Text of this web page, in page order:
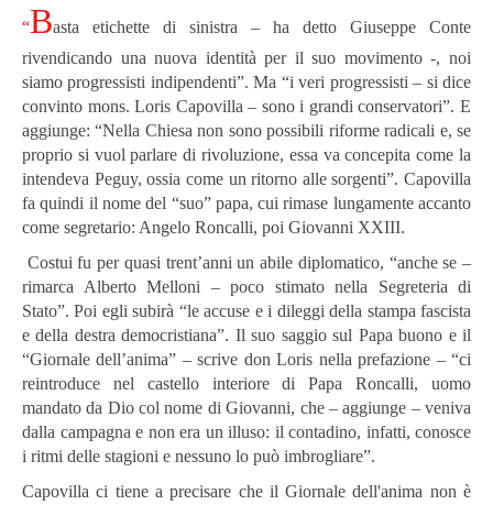
“Basta etichette di sinistra – ha detto Giuseppe Conte
rivendicando una nuova identità per il suo movimento -, noi
siamo progressisti indipendenti”. Ma “i veri progressisti – si dice
convinto mons. Loris Capovilla – sono i grandi conservatori”. E
aggiunge: “Nella Chiesa non sono possibili riforme radicali e, se
proprio si vuol parlare di rivoluzione, essa va concepita come la
intendeva Peguy, ossia come un ritorno alle sorgenti”. Capovilla
fa quindi il nome del “suo” papa, cui rimase lungamente accanto
come segretario: Angelo Roncalli, poi Giovanni XXIII.
Costui fu per quasi trent’anni un abile diplomatico, “anche se –
rimarca Alberto Melloni – poco stimato nella Segreteria di
Stato”. Poi egli subirà “le accuse e i dileggi della stampa fascista
e della destra democristiana”. Il suo saggio sul Papa buono e il
“Giornale dell’anima” – scrive don Loris nella prefazione – “ci
reintroduce nel castello interiore di Papa Roncalli, uomo
mandato da Dio col nome di Giovanni, che – aggiunge – veniva
dalla campagna e non era un illuso: il contadino, infatti, conosce
i ritmi delle stagioni e nessuno lo può imbrogliare”.
Capovilla ci tiene a precisare che il Giornale dell'anima non è